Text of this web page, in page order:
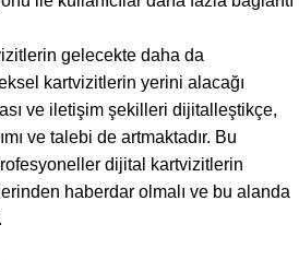
gelecekte daha da
kartvizitlerin yerini alacağı
ve iletişim şekilleri dijitalleştikçe,
ve talebi de artmaktadır. Bu
dijital kartvizitlerin
haberdar olmalı ve bu alanda